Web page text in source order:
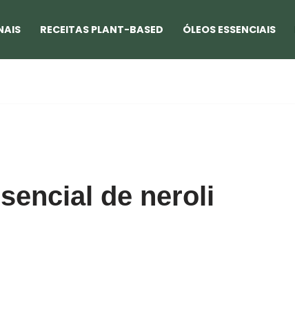
RECEITAS PLANT-BASED ÓLEOS ESSENCIAIS
de neroli